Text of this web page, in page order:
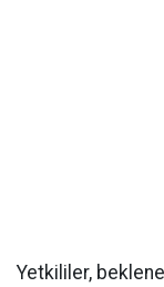
Yetkililer,